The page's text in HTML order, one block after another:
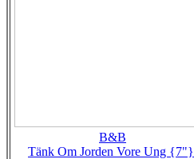
B&B
Tänk Om Jorden Vore Ung {7"}